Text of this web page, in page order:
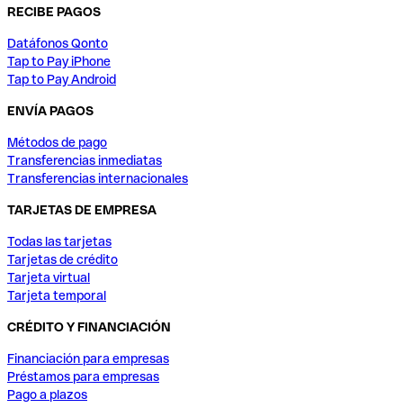
RECIBE PAGOS
Datáfonos Qonto
Tap to Pay iPhone
Tap to Pay Android
ENVÍA PAGOS
Métodos de pago
Transferencias inmediatas
Transferencias internacionales
TARJETAS DE EMPRESA
Todas las tarjetas
Tarjetas de crédito
Tarjeta virtual
Tarjeta temporal
CRÉDITO Y FINANCIACIÓN
Financiación para empresas
Préstamos para empresas
Pago a plazos